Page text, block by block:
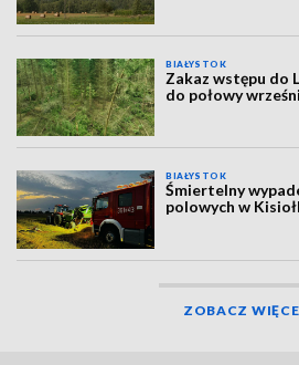
BIAŁYSTOK
Zakaz wstępu do
do połowy
BIAŁYSTOK
Śmiertelny
polowych w
ZOBACZ